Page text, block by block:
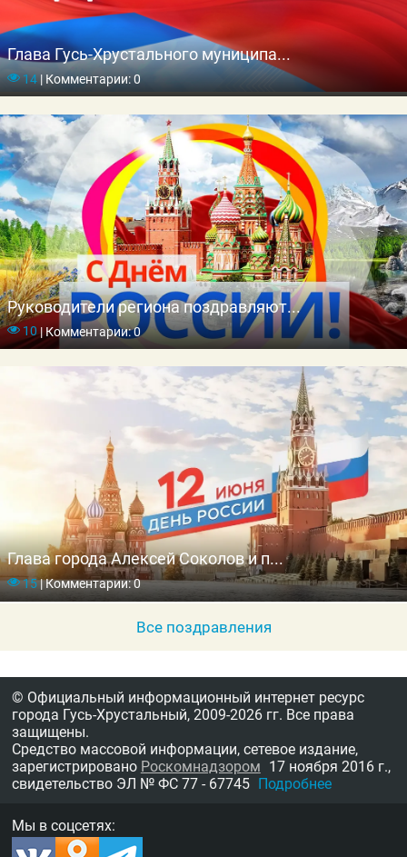
Глава Гусь-Хрустального муниципа...
14|Комментарии: 0
Руководители региона поздравляют...
10|Комментарии: 0
Глава города Алексей Соколов и п...
15|Комментарии: 0
Все поздравления
© Официальный информационный интернет ресурс
города Гусь-Хрустальный, 2009-2026 гг. Все права
защищены.
Средство массовой информации, сетевое издание,
зарегистрировано Роскомнадзором 17 ноября 2016 г.,
свидетельство ЭЛ № ФС 77 - 67745 Подробнее
Мы в соцсетях: